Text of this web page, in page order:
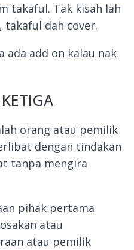
takaful. Tak kisah lah
takaful dah cover.
ada add on kalau nak
orang atau pemilik
dengan tindakan
tanpa mengira
pihak pertama
atau
atau pemilik